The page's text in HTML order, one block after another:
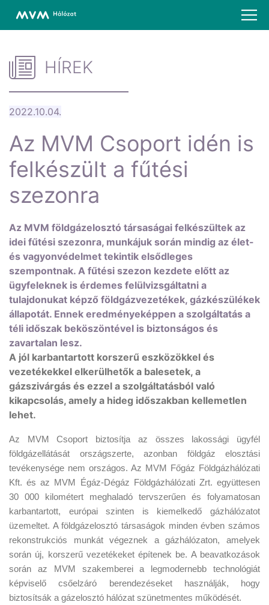
HÍREK
2022.10.04.
Az MVM Csoport idén is
felkészült a fűtési
szezonra
Az MVM földgázelosztó társaságai felkészültek az
idei fűtési szezonra, munkájuk során mindig az élet-
és vagyonvédelmet tekintik elsődleges
szempontnak. A fűtési szezon kezdete előtt az
ügyfeleknek is érdemes felülvizsgáltatni a
tulajdonukat képző földgázvezetékek, gázkészülékek
állapotát. Ennek eredményeképpen a szolgáltatás a
téli időszak beköszöntével is biztonságos és
zavartalan lesz.
A jól karbantartott korszerű eszközökkel és
vezetékekkel elkerülhetők a balesetek, a
gázszivárgás és ezzel a szolgáltatásból való
kikapcsolás, amely a hideg időszakban kellemetlen
lehet.
Az MVM Csoport biztosítja az összes lakossági ügyfél
földgázellátását országszerte, azonban földgáz elosztási
tevékenysége nem országos. Az MVM Főgáz Földgázhálózati
Kft. és az MVM Égáz-Dégáz Földgázhálózati Zrt. együttesen
30 000 kilométert meghaladó tervszerűen és folyamatosan
karbantartott, európai szinten is kiemelkedő gázhálózatot
üzemeltet. A földgázelosztó társaságok minden évben számos
rekonstrukciós munkát végeznek a gázhálózaton, amelyek
során új, korszerű vezetékeket építenek be. A beavatkozások
során az MVM szakemberei a legmodernebb technológiát
képviselő csőelzáró berendezéseket használják, hogy
biztosítsák a gázelosztó hálózat szünetmentes működését.